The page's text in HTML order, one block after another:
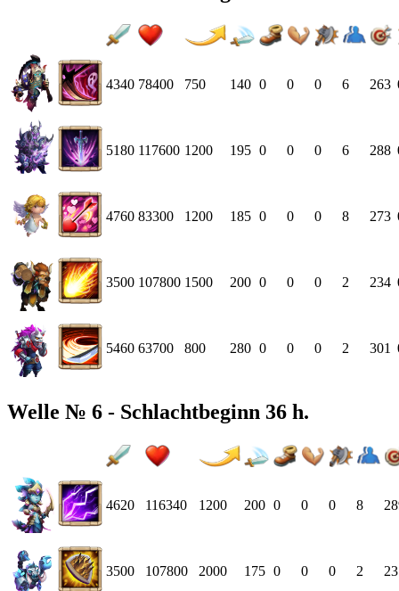
4340 78400 750 140 0 0 0 6 263
5180 117600 1200 195 0 0 0 6 288
4760 83300 1200 185 0 0 0 8 273
3500 107800 1500 200 0 0 0 2 234
5460 63700 800 280 0 0 0 2 301
Welle № 6 - Schlachtbeginn 36 h.
4620 116340 1200 200 0 0 0 8
3500 107800 2000 175 0 0 0 2